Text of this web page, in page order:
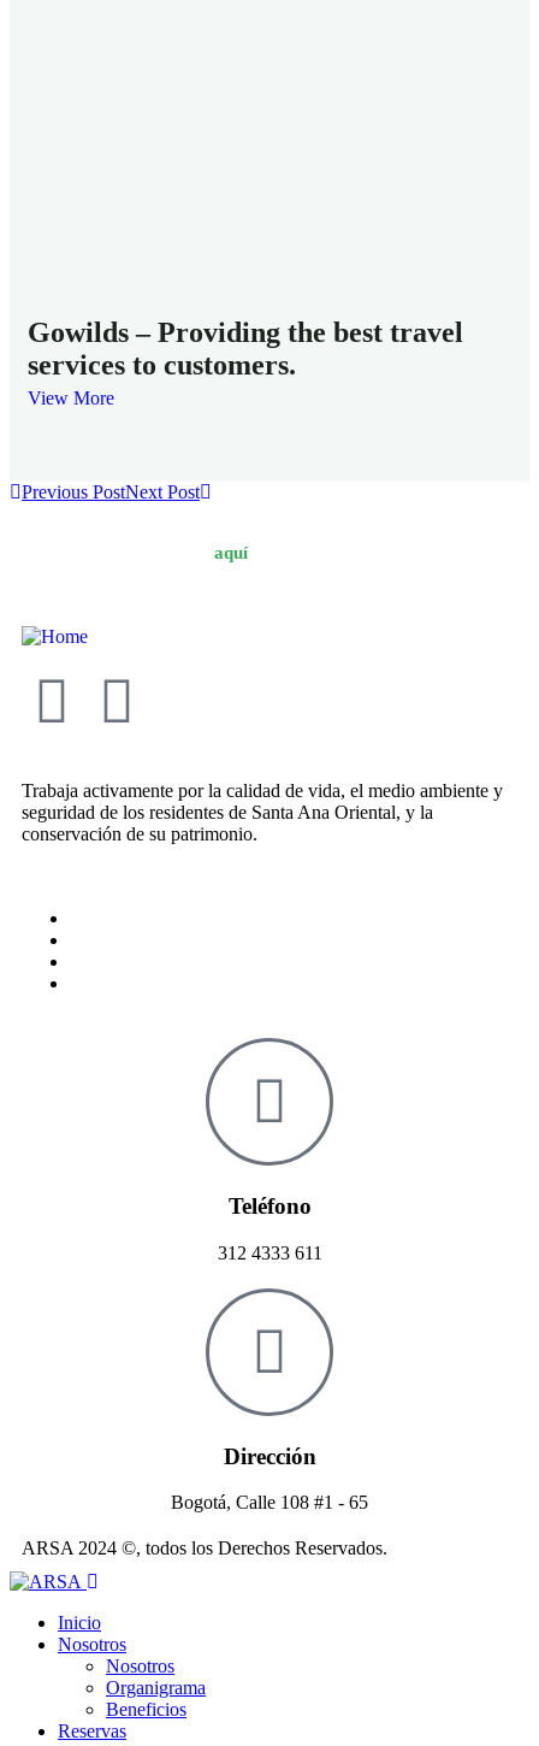
Gowilds – Providing the best travel
services to customers.
View More
Previous PostNext Post
aquí
Trabaja activamente por la calidad de vida, el medio ambiente y
seguridad de los residentes de Santa Ana Oriental, y la
conservación de su patrimonio.
Teléfono
312 4333 611
Dirección
Bogotá, Calle 108 #1 - 65
ARSA 2024 ©, todos los Derechos Reservados.
Inicio
Nosotros
Nosotros
Organigrama
Beneficios
Reservas